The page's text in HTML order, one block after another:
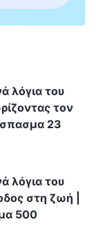
λόγια του
τον
23
λόγια του
στη ζωή |
500